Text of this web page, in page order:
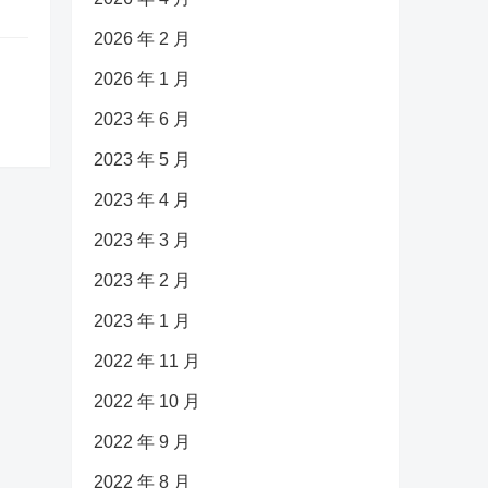
2026 年 2 月
2026 年 1 月
2023 年 6 月
2023 年 5 月
2023 年 4 月
2023 年 3 月
2023 年 2 月
2023 年 1 月
2022 年 11 月
2022 年 10 月
2022 年 9 月
2022 年 8 月